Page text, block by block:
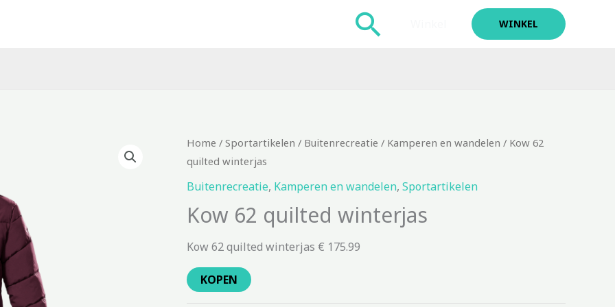
Zoeken WINKEL
Home / Sportartikelen / Buitenrecreatie / Kamperen en wandelen / Kow 62
quilted winterjas
Buitenrecreatie, Kamperen en wandelen, Sportartikelen
Kow 62 quilted winterjas
Kow 62 quilted winterjas € 175.99
KOPEN